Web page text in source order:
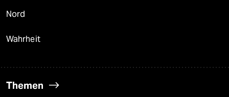
Nord
Wahrheit
Themen